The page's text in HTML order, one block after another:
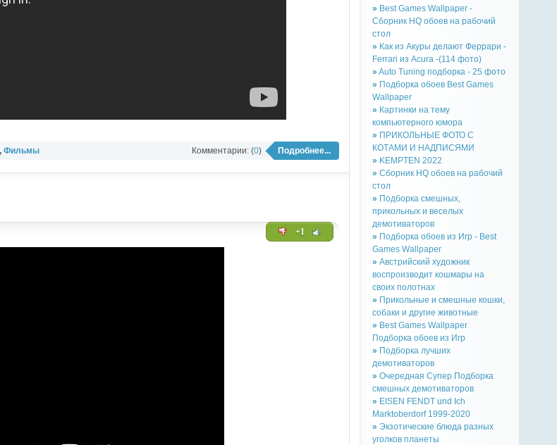
Подробнее...
Комментарии: (0)
Фильмы
+1
» Best Games Wallpaper -
Сборник HQ обоев на рабочий
стол
» Как из Акуры делают Феррари -
Ferrari из Acura -(114 фото)
» Auto Tuning подборка - 25 фото
» Подборка обоев Best Games
Wallpaper
» Картинки на тему
компьютерного юмора
» ПРИКОЛЬНЫЕ ФОТО С
КОТАМИ И НАДПИСЯМИ
» KEMPTEN 2022
» Сборник HQ обоев на рабочий
стол
» Подборка смешных,
прикольных и веселых
демотиваторов
» Подборка обоев из Игр - Best
Games Wallpaper
» Австрийский художник
воспроизводит кошмары на
своих полотнах
» Прикольные и смешные кошки,
собаки и другие животные
» Best Games Wallpaper
Подборка обоев из Игр
» Подборка лучших
демотиваторов
» Очередная Супер Подборка
смешных демотиваторов
» EISEN FENDT und Ich
Marktoberdorf 1999-2020
» Экзотические блюда разных
уголков планеты